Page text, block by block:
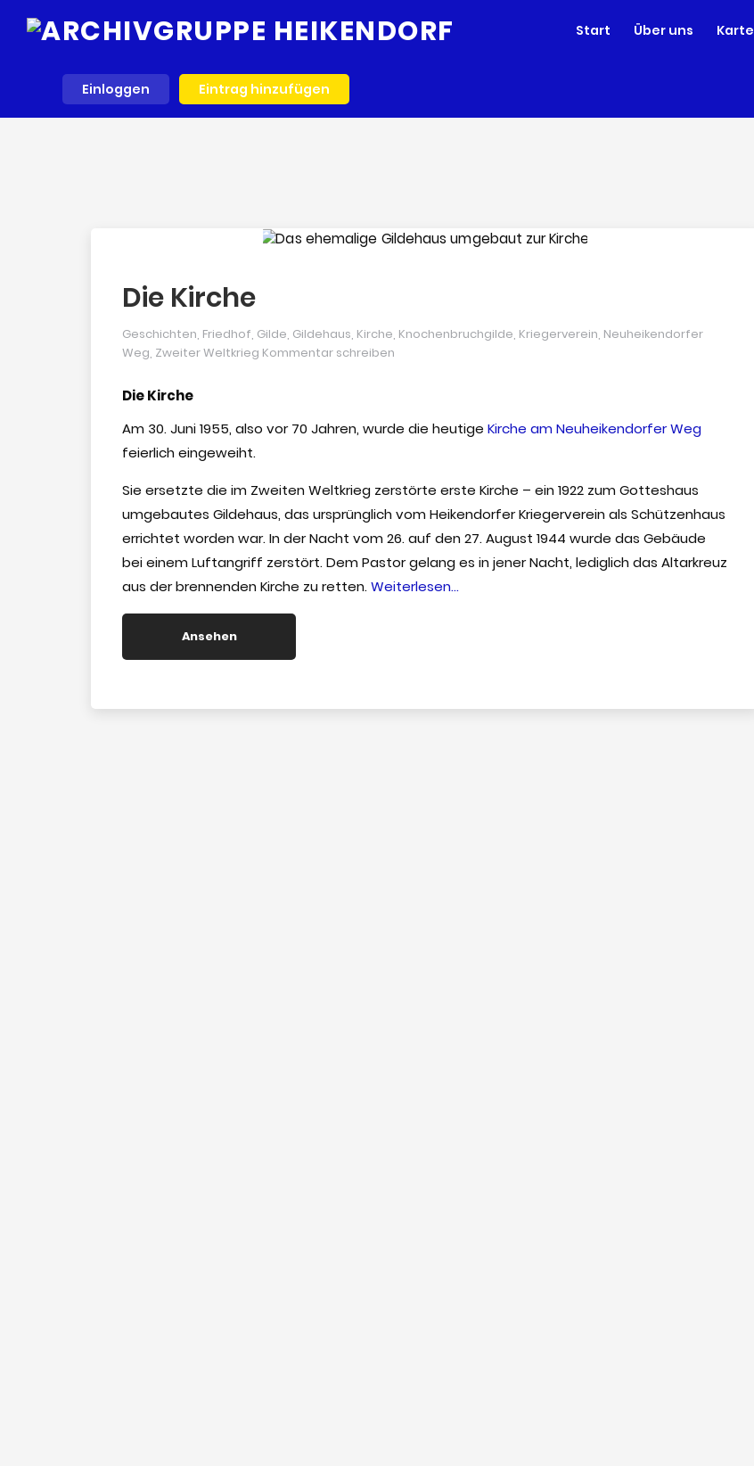
Einloggen Eintrag hinzufügen
Start Über uns Karte
Die Kirche
Geschichten, Friedhof, Gilde, Gildehaus, Kirche, Knochenbruchgilde, Kriegerverein, Neuheikendorfer
Weg, Zweiter Weltkrieg Kommentar schreiben
Die Kirche
Am 30. Juni 1955, also vor 70 Jahren, wurde die heutige Kirche am Neuheikendorfer Weg
feierlich eingeweiht.
Sie ersetzte die im Zweiten Weltkrieg zerstörte erste Kirche – ein 1922 zum Gotteshaus
umgebautes Gildehaus, das ursprünglich vom Heikendorfer Kriegerverein als Schützenhaus
errichtet worden war. In der Nacht vom 26. auf den 27. August 1944 wurde das Gebäude
bei einem Luftangriff zerstört. Dem Pastor gelang es in jener Nacht, lediglich das Altarkreuz
aus der brennenden Kirche zu retten. Weiterlesen…
Ansehen